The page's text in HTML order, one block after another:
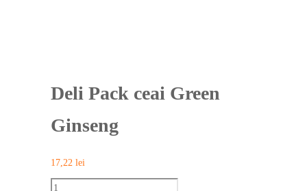
Deli Pack ceai Green
Ginseng
17,22 lei
Deli